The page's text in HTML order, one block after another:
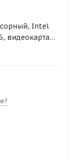
Intel
видеокарта